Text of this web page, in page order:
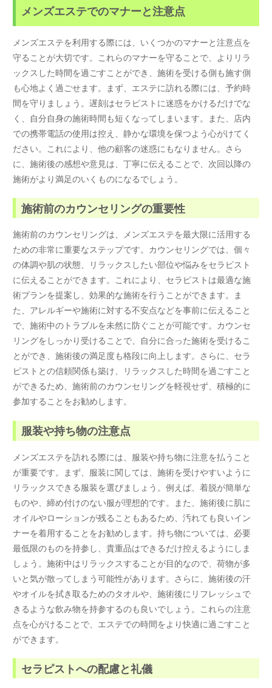
メンズエステでのマナーと注意点
メンズエステを利用する際には、いくつかのマナーと注意点を
守ることが大切です。これらのマナーを守ることで、よりリラ
ックスした時間を過ごすことができ、施術を受ける側も施す側
も心地よく過ごせます。まず、エステに訪れる際には、予約時
間を守りましょう。遅刻はセラピストに迷惑をかけるだけでな
く、自分自身の施術時間も短くなってしまいます。また、店内
での携帯電話の使用は控え、静かな環境を保つよう心がけてく
ださい。これにより、他の顧客の迷惑にもなりません。さら
に、施術後の感想や意見は、丁寧に伝えることで、次回以降の
施術がより満足のいくものになるでしょう。
施術前のカウンセリングの重要性
施術前のカウンセリングは、メンズエステを最大限に活用する
ための非常に重要なステップです。カウンセリングでは、個々
の体調や肌の状態、リラックスしたい部位や悩みをセラピスト
に伝えることができます。これにより、セラピストは最適な施
術プランを提案し、効果的な施術を行うことができます。ま
た、アレルギーや施術に対する不安点などを事前に伝えること
で、施術中のトラブルを未然に防ぐことが可能です。カウンセ
リングをしっかり受けることで、自分に合った施術を受けるこ
とができ、施術後の満足度も格段に向上します。さらに、セラ
ピストとの信頼関係も築け、リラックスした時間を過ごすこと
ができるため、施術前のカウンセリングを軽視せず、積極的に
参加することをお勧めします。
服装や持ち物の注意点
メンズエステを訪れる際には、服装や持ち物に注意を払うこと
が重要です。まず、服装に関しては、施術を受けやすいように
リラックスできる服装を選びましょう。例えば、着脱が簡単な
ものや、締め付けのない服が理想的です。また、施術後に肌に
オイルやローションが残ることもあるため、汚れても良いイン
ナーを着用することをお勧めします。持ち物については、必要
最低限のものを持参し、貴重品はできるだけ控えるようにしま
しょう。施術中はリラックスすることが目的なので、荷物が多
いと気が散ってしまう可能性があります。さらに、施術後の汗
やオイルを拭き取るためのタオルや、施術後にリフレッシュで
きるような飲み物を持参するのも良いでしょう。これらの注意
点を心がけることで、エステでの時間をより快適に過ごすこと
ができます。
セラピストへの配慮と礼儀